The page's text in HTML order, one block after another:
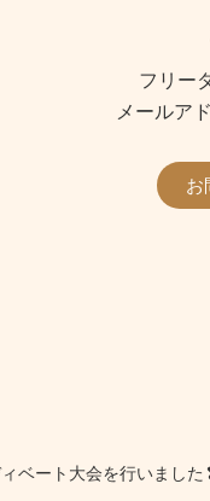
フリー
メールア
お
ベート大会を行いまし